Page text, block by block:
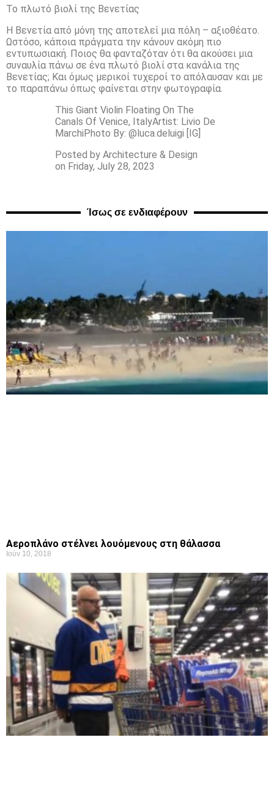
Το πλωτό βιολί της Βενετίας
Η Βενετία από μόνη της αποτελεί μια πόλη – αξιοθέατο.
Ωστόσο, κάποια πράγματα την κάνουν ακόμη πιο
εντυπωσιακή. Ποιος θα φανταζόταν ότι θα ακούσει μια
συναυλία πάνω σε ένα πλωτό βιολί στα κανάλια της
Βενετίας; Και όμως μερικοί τυχεροί το απόλαυσαν και με
το παραπάνω όπως φαίνεται στην φωτογραφία.
This Giant Violin Floating On The
Canals Of Venice, ItalyArtist: Livio De
MarchiPhoto By: @luca.deluigi [IG]
Posted by Architecture & Design
on Friday, July 28, 2023
Ίσως σε ενδιαφέρουν
Aεροπλάνο στέλνει λουόμενους στη θάλασσα
Ιούν 10, 2018